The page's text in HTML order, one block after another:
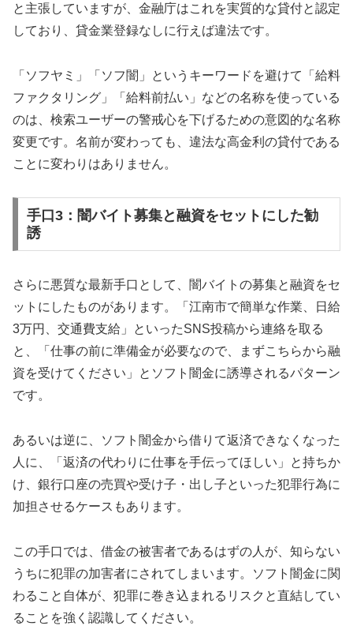
と主張していますが、金融庁はこれを実質的な貸付と認定
しており、貸金業登録なしに行えば違法です。
「ソフヤミ」「ソフ闇」というキーワードを避けて「給料
ファクタリング」「給料前払い」などの名称を使っている
のは、検索ユーザーの警戒心を下げるための意図的な名称
変更です。名前が変わっても、違法な高金利の貸付である
ことに変わりはありません。
手口3：闇バイト募集と融資をセットにした勧
誘
さらに悪質な最新手口として、闇バイトの募集と融資をセ
ットにしたものがあります。「江南市で簡単な作業、日給
3万円、交通費支給」といったSNS投稿から連絡を取る
と、「仕事の前に準備金が必要なので、まずこちらから融
資を受けてください」とソフト闇金に誘導されるパターン
です。
あるいは逆に、ソフト闇金から借りて返済できなくなった
人に、「返済の代わりに仕事を手伝ってほしい」と持ちか
け、銀行口座の売買や受け子・出し子といった犯罪行為に
加担させるケースもあります。
この手口では、借金の被害者であるはずの人が、知らない
うちに犯罪の加害者にされてしまいます。ソフト闇金に関
わること自体が、犯罪に巻き込まれるリスクと直結してい
ることを強く認識してください。